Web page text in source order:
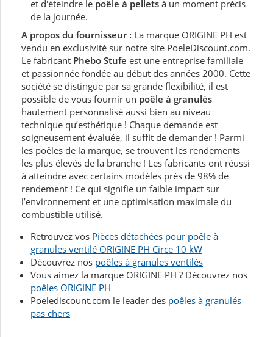
et d'éteindre le poêle à pellets à un moment précis
de la journée.
A propos du fournisseur : La marque ORIGINE PH est
vendu en exclusivité sur notre site PoeleDiscount.com.
Le fabricant Phebo Stufe est une entreprise familiale
et passionnée fondée au début des années 2000. Cette
société se distingue par sa grande flexibilité, il est
possible de vous fournir un poêle à granulés
hautement personnalisé aussi bien au niveau
technique qu’esthétique ! Chaque demande est
soigneusement évaluée, il suffit de demander ! Parmi
les poêles de la marque, se trouvent les rendements
les plus élevés de la branche ! Les fabricants ont réussi
à atteindre avec certains modèles près de 98% de
rendement ! Ce qui signifie un faible impact sur
l’environnement et une optimisation maximale du
combustible utilisé.
Retrouvez vos Pièces détachées pour poêle à
granules ventilé ORIGINE PH Circe 10 kW
Découvrez nos poêles à granules ventilés
Vous aimez la marque ORIGINE PH ? Découvrez nos
poêles ORIGINE PH
Poelediscount.com le leader des poêles à granulés
pas chers